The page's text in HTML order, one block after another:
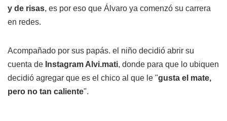
y de risas, es por eso que Álvaro ya comenzó su carrera
en redes.
Acompañado por sus papás. el niño decidió abrir su
cuenta de Instagram Alvi.mati, donde para que lo ubiquen
decidió agregar que es el chico al que le "gusta el mate,
pero no tan caliente".